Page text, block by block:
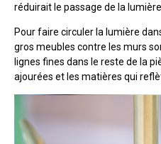
réduirait le passage de la
Pour faire circuler la lumière
gros meubles contre les murs
lignes fines dans le reste de la
ajourées et les matières qui